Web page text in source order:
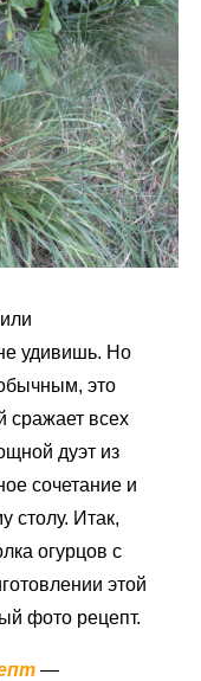
удивишь. Но
это
сражает всех
дуэт из
сочетание и
столу. Итак,
огурцов с
этой
фото рецепт.
—